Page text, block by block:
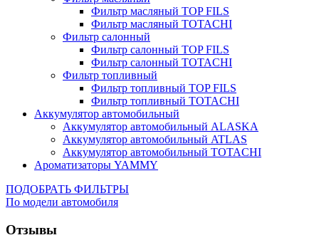
Фильтр масляный TOP FILS
Фильтр масляный TOTACHI
Фильтр салонный
Фильтр салонный TOP FILS
Фильтр салонный TOTACHI
Фильтр топливный
Фильтр топливный TOP FILS
Фильтр топливный TOTACHI
Аккумулятор автомобильный
Аккумулятор автомобильный ALASKA
Аккумулятор автомобильный ATLAS
Аккумулятор автомобильный TOTACHI
Ароматизаторы YAMMY
ПОДОБРАТЬ ФИЛЬТРЫ
По модели автомобиля
Отзывы